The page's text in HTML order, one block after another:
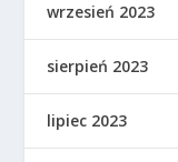
wrzesień 2023
sierpień 2023
lipiec 2023